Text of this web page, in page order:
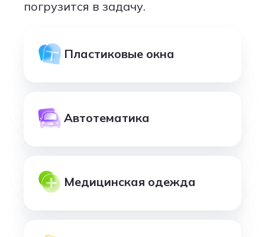
погрузится в задачу.
Пластиковые окна
Автотематика
Медицинская одежда